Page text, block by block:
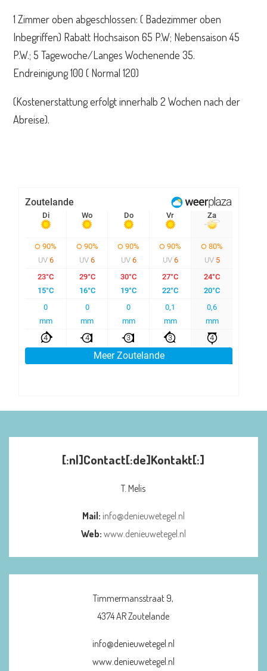
1 Zimmer oben abgeschlossen: ( Badezimmer oben
Inbegriffen) Rabatt Hochsaison 65 P.W; Nebensaison 45
P.W.; 5 Tagewoche/Langes Wochenende 35.
Endreinigung 100 ( Normal 120)
(Kostenerstattung erfolgt innerhalb 2 Wochen nach der
Abreise).
[:nl]Contact[:de]Kontakt[:]
T. Melis
Mail: info@denieuwetegel.nl
Web: www.denieuwetegel.nl
Timmermansstraat 9,
4374 AR Zoutelande
info@denieuwetegel.nl
www.denieuwetegel.nl